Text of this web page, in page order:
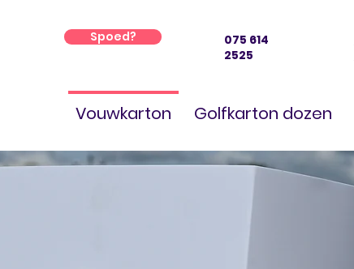
Spoed?
075 614
2525
Vouwkarton Golfkarton dozen